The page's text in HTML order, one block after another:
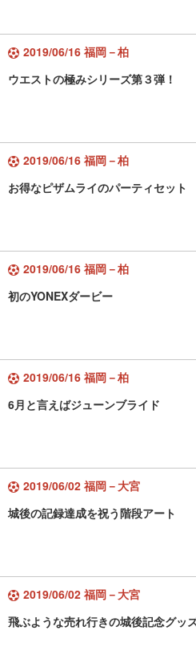
2019/06/16 福岡－柏
ウエストの極みシリーズ第３弾！
2019/06/16 福岡－柏
お得なピザムライのパーティセット
2019/06/16 福岡－柏
初のYONEXダービー
2019/06/16 福岡－柏
6月と言えばジューンブライド
2019/06/02 福岡－大宮
城後の記録達成を祝う階段アート
2019/06/02 福岡－大宮
飛ぶような売れ行きの城後記念グッ